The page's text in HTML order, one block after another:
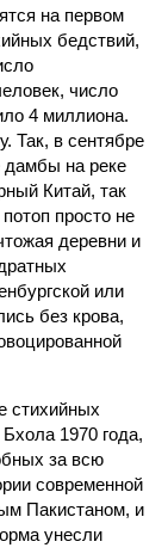
на первом
бедствий,
число
4 миллиона.
Так, в сентябре
дамбы на реке
Китай, так
просто не
деревни и
или
без крова,
стихийных
1970 года,
за всю
современной
Пакистаном, и
унесли